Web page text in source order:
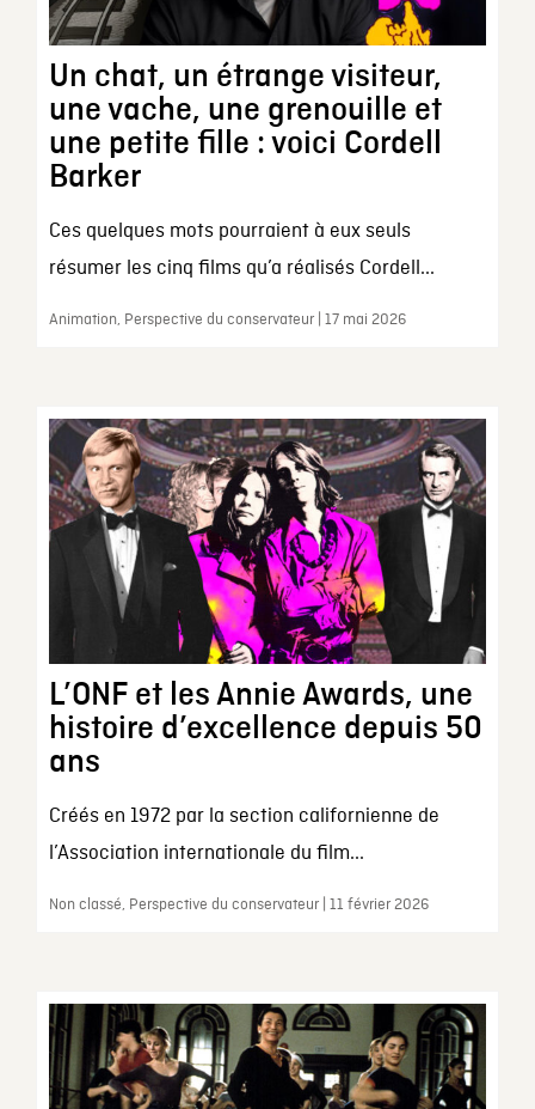
Un chat, un étrange visiteur,
une vache, une grenouille et
une petite fille : voici Cordell
Barker
Ces quelques mots pourraient à eux seuls
résumer les cinq films qu’a réalisés Cordell...
Animation, Perspective du conservateur | 17 mai 2026
L’ONF et les Annie Awards, une
histoire d’excellence depuis 50
ans
Créés en 1972 par la section californienne de
l’Association internationale du film...
Non classé, Perspective du conservateur | 11 février 2026